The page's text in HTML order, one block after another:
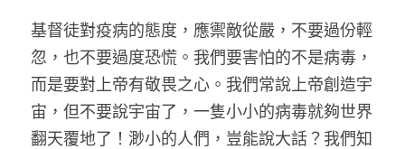
基督徒對疫病的態度，應禦敵從嚴，不要過份輕
忽，也不要過度恐慌。我們要害怕的不是病毒，
而是要對上帝有敬畏之心。我們常說上帝創造宇
宙，但不要說宇宙了，一隻小小的病毒就夠世界
翻天覆地了！渺小的人們，豈能說大話？我們知